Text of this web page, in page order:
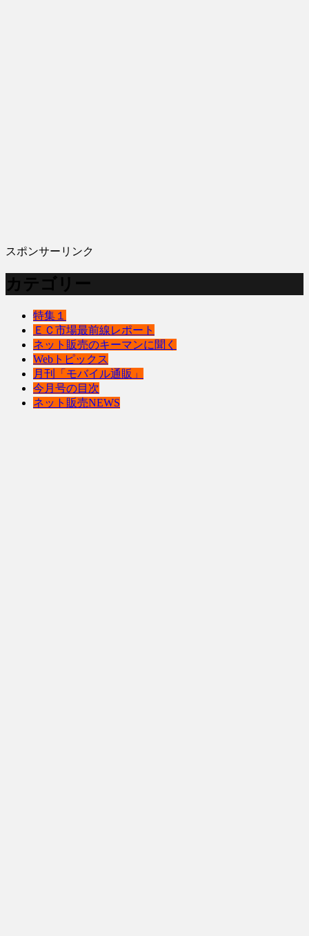
スポンサーリンク
カテゴリー
特集１
ＥＣ市場最前線レポート
ネット販売のキーマンに聞く
Webトピックス
月刊「モバイル通販」
今月号の目次
ネット販売NEWS